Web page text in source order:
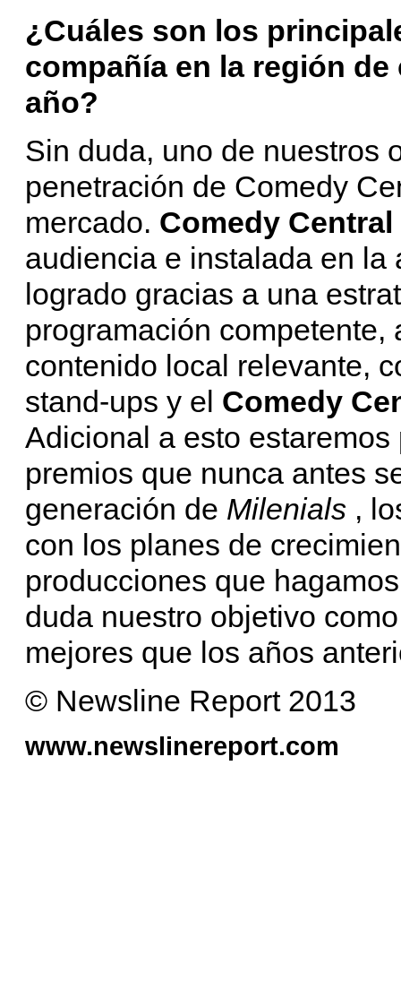
¿Cuáles son los
compañía en la región
año?
Sin duda, uno de nuestros
penetración de Comedy
mercado. Comedy Central
audiencia e instalada en la
logrado gracias a una
programación
contenido local relevante,
stand-ups y el Comedy
Adicional a esto
premios que nunca antes
generación de Milenials ,
con los planes de
producciones que
duda nuestro objetivo
mejores que los años
© Newsline Report 2013
www.newslinereport.com